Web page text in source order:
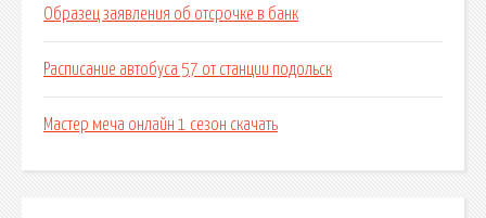
Образец заявления об отсрочке в банк
Расписание автобуса 57 от станции подольск
Мастер меча онлайн 1 сезон скачать